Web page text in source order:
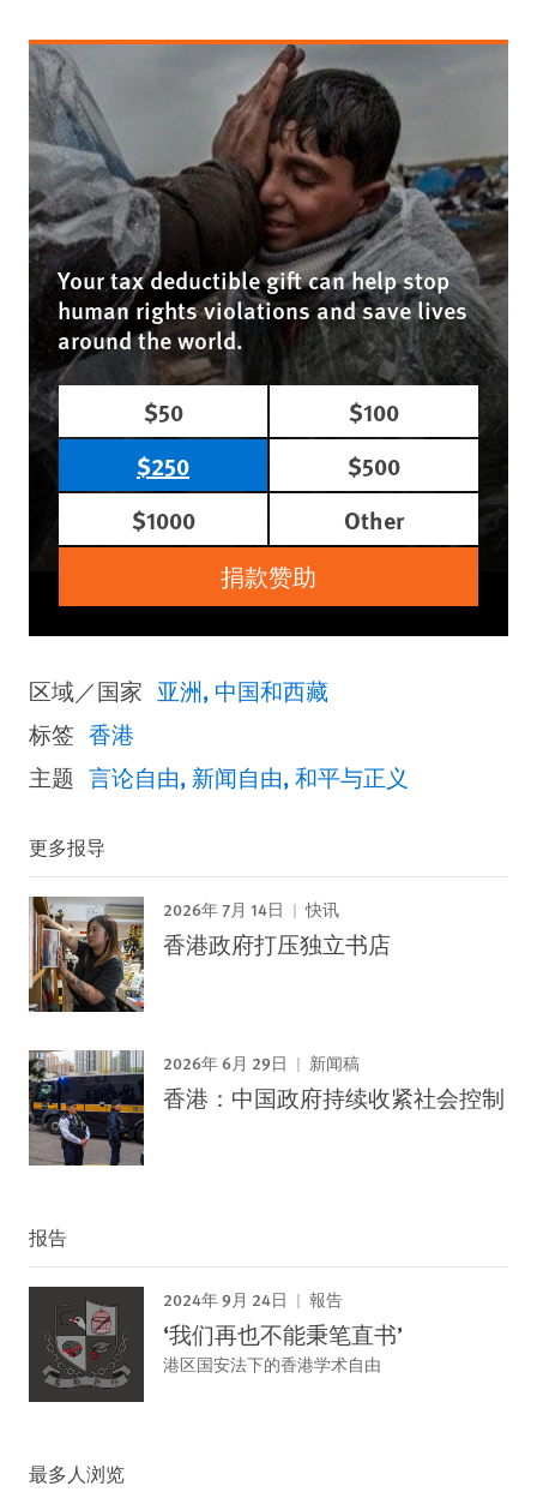
Your tax deductible gift can help stop
human rights violations and save lives
around the world.
$50
$100
$250
$500
$1000
Other
捐款赞助
区域／国家 亚洲 中国和西藏
标签 香港
主题 言论自由 新闻自由 和平与正义
更多报导
2026年 7月 14日 快讯
香港政府打压独立书店
2026年 6月 29日 新闻稿
香港：中国政府持续收紧社会控制
报告
2024年 9月 24日 報告
‘我们再也不能秉笔直书’
港区国安法下的香港学术自由
最多人浏览